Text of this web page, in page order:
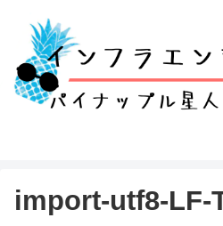
import-utf8-LF-